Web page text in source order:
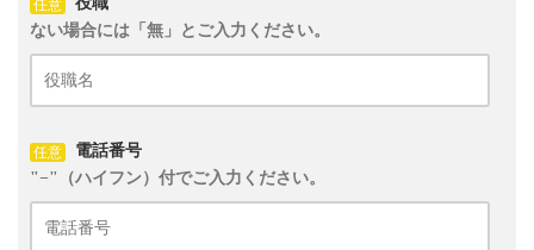
任意
ない場合には「無」とご入力ください。
任意
電話番号
"−"（ハイフン）付でご入力ください。